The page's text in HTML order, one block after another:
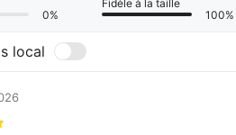
0%
Fidèle à la taille
100%
local